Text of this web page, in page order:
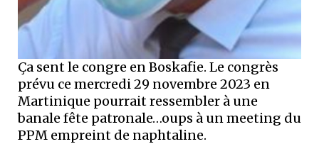
Ça sent le congre en Boskafie. Le congrès
prévu ce mercredi 29 novembre 2023 en
Martinique pourrait ressembler à une
banale fête patronale…oups à un meeting du
PPM empreint de naphtaline.